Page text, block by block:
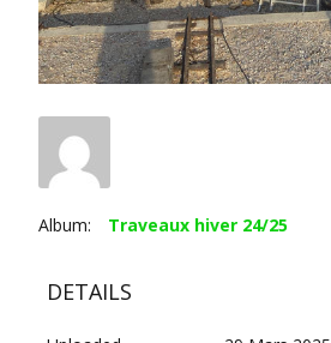
Album: Traveaux hiver 24/25
DETAILS